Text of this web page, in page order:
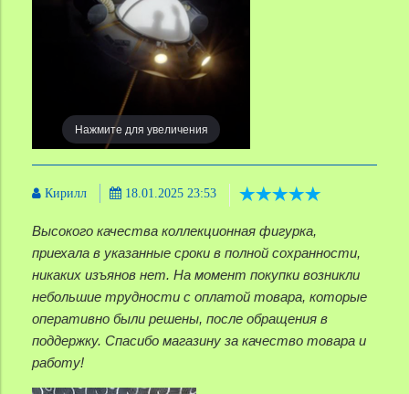
Нажмите для увеличения
Кирилл 18.01.2025 23:53
Высокого качества коллекционная фигурка,
приехала в указанные сроки в полной сохранности,
никаких изъянов нет. На момент покупки возникли
небольшие трудности с оплатой товара, которые
оперативно были решены, после обращения в
поддержку. Спасибо магазину за качество товара и
работу!